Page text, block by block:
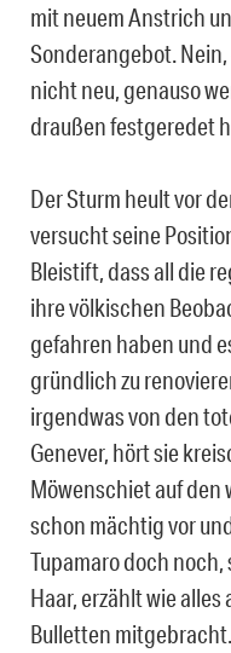
mit neuem Anstrich
Sonderangebot.
nicht neu, genauso
draußen festgeredet
Der Sturm heult vor
versucht seine
Bleistift, dass all die
ihre völkischen
gefahren haben und
gründlich zu
irgendwas von den
Genever, hört sie
Möwenschiet auf den
schon mächtig vor
Tupamaro doch
Haar, erzählt wie
Bulletten